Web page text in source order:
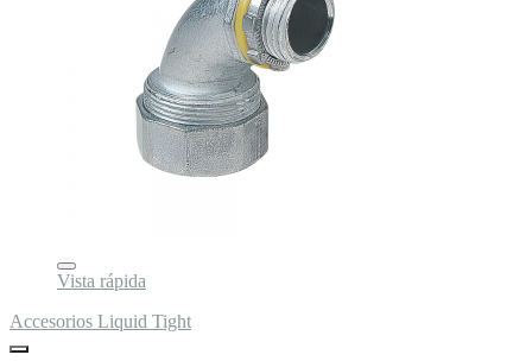
Vista rápida
Accesorios Liquid Tight